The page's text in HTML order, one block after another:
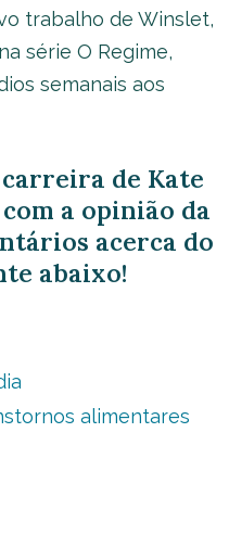
trabalho de Winslet,
série O Regime,
semanais aos
carreira de Kate
a opinião da
acerca do
abaixo!
alimentares